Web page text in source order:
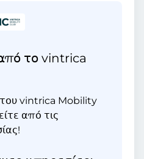
το vintrica
vintrica Mobility
από τις